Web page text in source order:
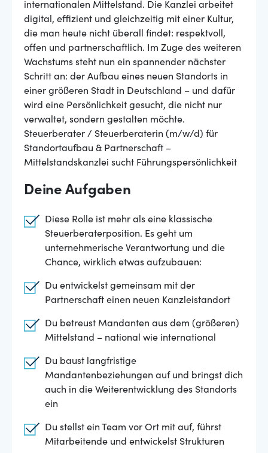
internationalen Mittelstand. Die Kanzlei arbeitet
digital, effizient und gleichzeitig mit einer Kultur,
die man heute nicht überall findet: respektvoll,
offen und partnerschaftlich. Im Zuge des weiteren
Wachstums steht nun ein spannender nächster
Schritt an: der Aufbau eines neuen Standorts in
einer größeren Stadt in Deutschland – und dafür
wird eine Persönlichkeit gesucht, die nicht nur
verwaltet, sondern gestalten möchte.
Steuerberater / Steuerberaterin (m/w/d) für
Standortaufbau & Partnerschaft –
Mittelstandskanzlei sucht Führungspersönlichkeit
Deine Aufgaben
Diese Rolle ist mehr als eine klassische
Steuerberaterposition. Es geht um
unternehmerische Verantwortung und die
Chance, wirklich etwas aufzubauen:
Du entwickelst gemeinsam mit der
Partnerschaft einen neuen Kanzleistandort
Du betreust Mandanten aus dem (größeren)
Mittelstand – national wie international
Du baust langfristige
Mandantenbeziehungen auf und bringst dich
auch in die Weiterentwicklung des Standorts
ein
Du stellst ein Team vor Ort mit auf, führst
Mitarbeitende und entwickelst Strukturen